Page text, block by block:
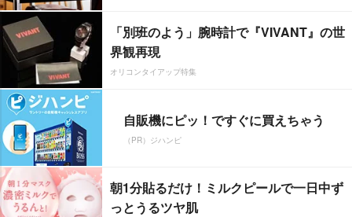
「別班のよう」腕時計で『VIVANT』の世
界観再現
オリコンタイアップ特集
自販機にピッ！ですぐに買えちゃう
（PR）ジハンピ
朝1分貼るだけ！ミルクピールで一日中ず
っとうるツヤ肌